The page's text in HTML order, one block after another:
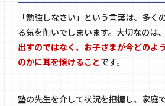
「勉強しなさい」という言葉は、多く
る気を削いでしまいます。大切なのは、
出すのではなく、お子さまが今どのよ
のかに耳を傾けることです。
塾の先生を介して状況を把握し、家庭